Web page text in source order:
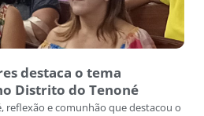
destaca o tema
Distrito do Tenoné
reflexão e comunhão que destacou o